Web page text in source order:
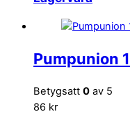
Pumpunion
Betygsatt 0 av 5
86 kr